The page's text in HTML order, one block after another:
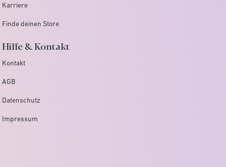
Karriere
Finde deinen Store
Hilfe & Kontakt
Kontakt
AGB
Datenschutz
Impressum